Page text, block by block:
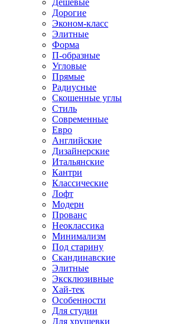
Дешевые
Дорогие
Эконом-класс
Элитные
Форма
П-образные
Угловые
Прямые
Радиусные
Скошенные углы
Стиль
Современные
Евро
Английские
Дизайнерские
Итальянские
Кантри
Классические
Лофт
Модерн
Прованс
Неоклассика
Минимализм
Под старину
Скандинавские
Элитные
Эксклюзивные
Хай-тек
Особенности
Для студии
Для хрущевки